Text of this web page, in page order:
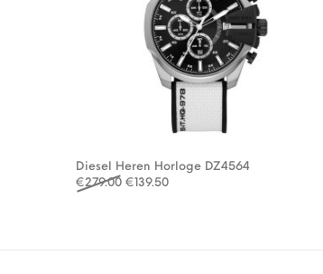
Diesel Heren Horloge DZ4564
€279.00 Oorspronkelijke prijs was: €279.00.
€139.50Huidige prijs is: €139.50.